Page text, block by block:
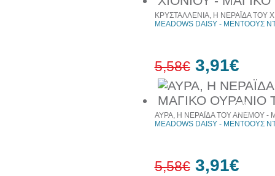
30%
έκπτωση
ΚΡΥΣΤΑΛΛΕΝΙΑ, Η ΝΕΡΑΪΔΑ ΤΟΥ
MEADOWS DAISY - ΜΕΝΤΟΟΥΣ
5,58€ 3,91€
ΑΥΡΑ, Η ΝΕΡΑΪΔΑ ΤΟΥ ΑΝΕΜΟΥ -
MEADOWS DAISY - ΜΕΝΤΟΟΥΣ
5,58€ 3,91€